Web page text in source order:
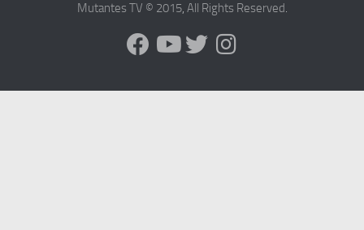
Mutantes TV © 2015, All Rights Reserved.